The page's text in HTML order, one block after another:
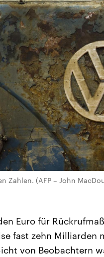
Zahlen. (AFP – John
Euro für
fast zehn Milliarden
von Beobachtern